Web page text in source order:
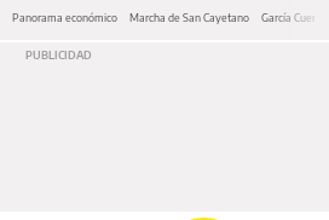
Panorama económico Marcha de San Cayetano García Cuerva